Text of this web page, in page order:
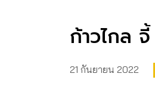
ก้าวไกล
21 กันยายน 2022